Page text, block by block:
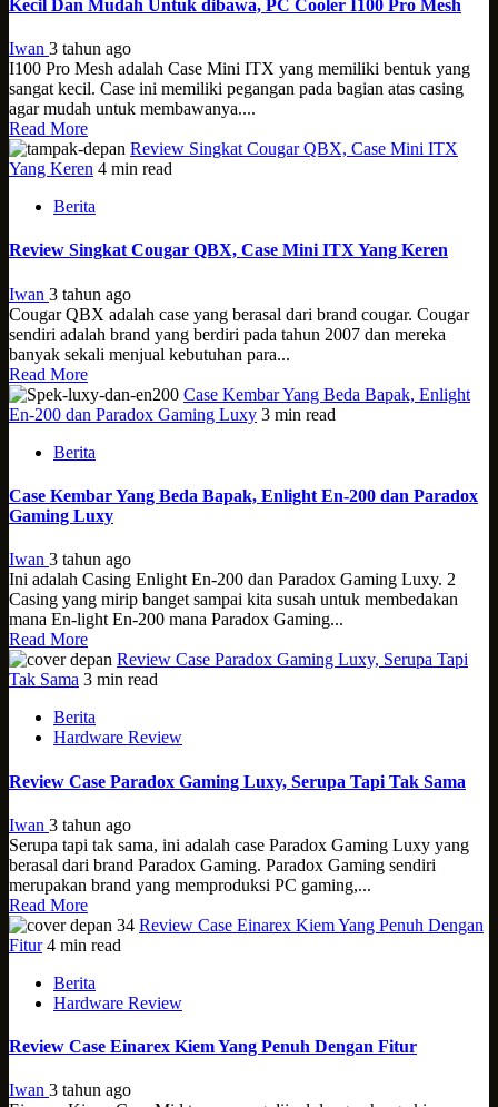
Kecil Dan Mudah Untuk dibawa, PC Cooler I100 Pro Mesh
Iwan 3 tahun ago
I100 Pro Mesh adalah Case Mini ITX yang memiliki bentuk yang
sangat kecil. Case ini memiliki pegangan pada bagian atas casing
agar mudah untuk membawanya....
Read More
Review Singkat Cougar QBX, Case Mini ITX
Yang Keren 4 min read
Berita
Review Singkat Cougar QBX, Case Mini ITX Yang Keren
Iwan 3 tahun ago
Cougar QBX adalah case yang berasal dari brand cougar. Cougar
sendiri adalah brand yang berdiri pada tahun 2007 dan mereka
banyak sekali menjual kebutuhan para...
Read More
Case Kembar Yang Beda Bapak, Enlight
En-200 dan Paradox Gaming Luxy 3 min read
Berita
Case Kembar Yang Beda Bapak, Enlight En-200 dan Paradox
Gaming Luxy
Iwan 3 tahun ago
Ini adalah Casing Enlight En-200 dan Paradox Gaming Luxy. 2
Casing yang mirip banget sampai kita susah untuk membedakan
mana En-light En-200 mana Paradox Gaming...
Read More
Review Case Paradox Gaming Luxy, Serupa Tapi
Tak Sama 3 min read
Berita
Hardware Review
Review Case Paradox Gaming Luxy, Serupa Tapi Tak Sama
Iwan 3 tahun ago
Serupa tapi tak sama, ini adalah case Paradox Gaming Luxy yang
berasal dari brand Paradox Gaming. Paradox Gaming sendiri
merupakan brand yang memproduksi PC gaming,...
Read More
Review Case Einarex Kiem Yang Penuh Dengan
Fitur 4 min read
Berita
Hardware Review
Review Case Einarex Kiem Yang Penuh Dengan Fitur
Iwan 3 tahun ago